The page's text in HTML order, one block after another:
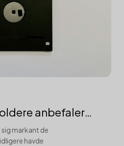
anbefaler
markant de
havde